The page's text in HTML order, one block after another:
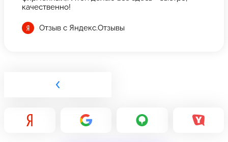
качественно!
Отзыв с Яндекс.Отзывы